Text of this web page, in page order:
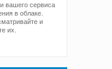
вашего сервиса
в облаке.
и
их.